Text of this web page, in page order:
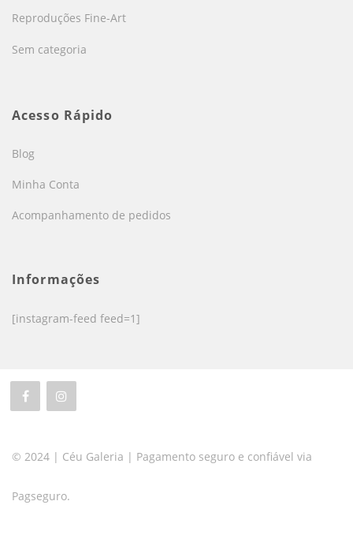
Reproduções Fine-Art
Sem categoria
Acesso Rápido
Blog
Minha Conta
Acompanhamento de pedidos
Informações
[instagram-feed feed=1]
© 2024 | Céu Galeria | Pagamento seguro e confiável via
Pagseguro.